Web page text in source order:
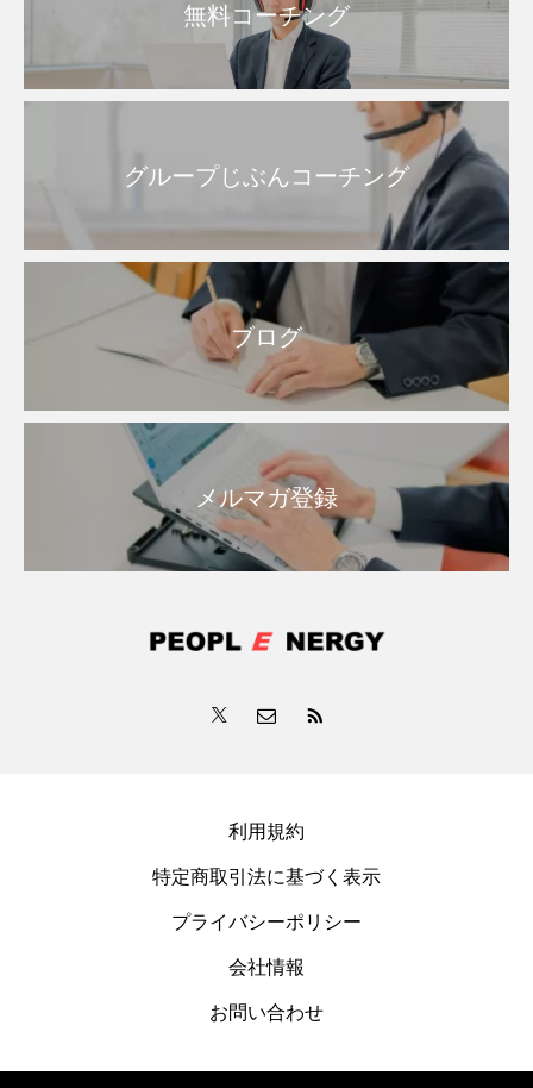
無料コーチング
グループじぶんコーチング
ブログ
メルマガ登録
利用規約
特定商取引法に基づく表示
プライバシーポリシー
会社情報
お問い合わせ